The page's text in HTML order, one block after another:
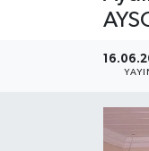
Advertising
Canlı Maç
Dış Haberler
Haber Arşivi